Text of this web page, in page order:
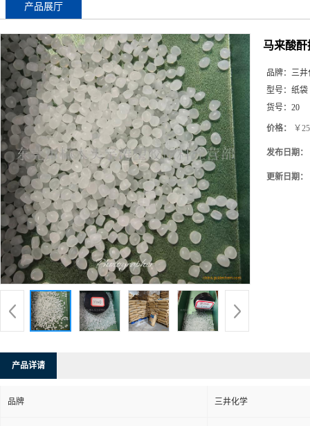
产品展厅
马来酸
品牌： 三井
型号： 纸袋
货号： 20
价格： ￥
发布日期：
更新日期：
产品详请
品牌 三井化学